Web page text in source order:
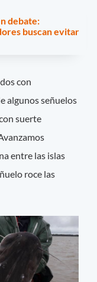
debate:
buscan evitar
con
algunos señuelos
suerte
entre las islas
roce las